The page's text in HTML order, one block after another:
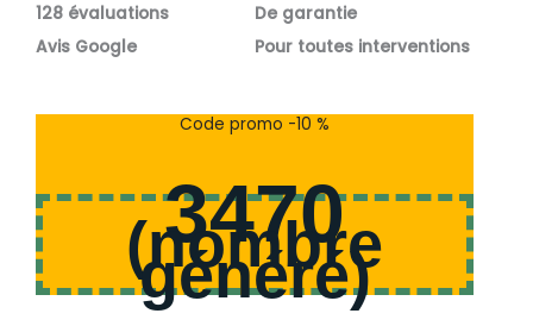
o
s
128 évaluations
Avis Google
o
s
De garantie
Pour toutes interventions
Code promo -10 %
3470
(nombre
généré)